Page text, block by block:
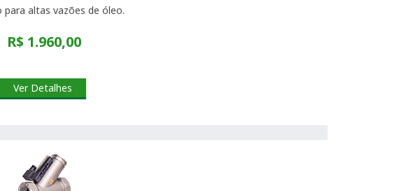
para altas vazões de óleo.
R$ 1.960,00
Ver Detalhes